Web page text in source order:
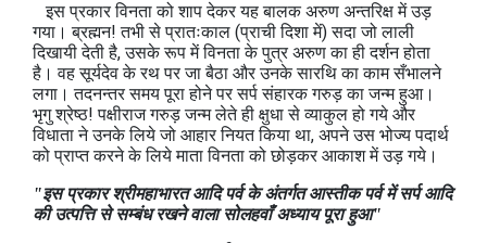
इस प्रकार विनता को शाप देकर यह बालक अरुण अन्तरिक्ष में उड़
गया। ब्रह्मन! तभी से प्रातःकाल (प्राची दिशा में) सदा जो लाली
दिखायी देती है, उसके रूप में विनता के पुत्र अरुण का ही दर्शन होता
है। वह सूर्यदेव के रथ पर जा बैठा और उनके सारथि का काम सँभालने
लगा। तदनन्तर समय पूरा होने पर सर्प संहारक गरुड़ का जन्म हुआ।
भृगु श्रेष्ठ! पक्षीराज गरुड़ जन्म लेते ही क्षुधा से व्याकुल हो गये और
विधाता ने उनके लिये जो आहार नियत किया था, अपने उस भोज्य पदार्थ
को प्राप्त करने के लिये माता विनता को छोड़कर आकाश में उड़ गये।
"इस प्रकार श्रीमहाभारत आदि पर्व के अंतर्गत आस्तीक पर्व में सर्प आदि
की उत्पत्ति से सम्बंध रखने वाला सोलहवाँ अध्याय पूरा हुआ"